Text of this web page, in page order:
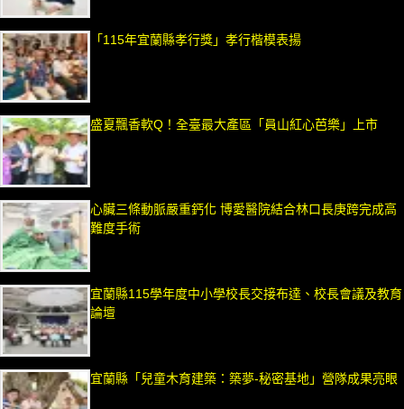
「115年宜蘭縣孝行獎」孝行楷模表揚
盛夏飄香軟Q！全臺最大產區「員山紅心芭樂」上市
心臟三條動脈嚴重鈣化 博愛醫院結合林口長庚跨完成高
難度手術
宜蘭縣115學年度中小學校長交接布達、校長會議及教育
論壇
宜蘭縣「兒童木育建築：築夢-秘密基地」營隊成果亮眼